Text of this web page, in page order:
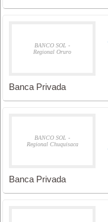
BANCO SOL -
Regional Oruro
Banca Privada
BANCO SOL -
Regional Chuquisaca
Banca Privada